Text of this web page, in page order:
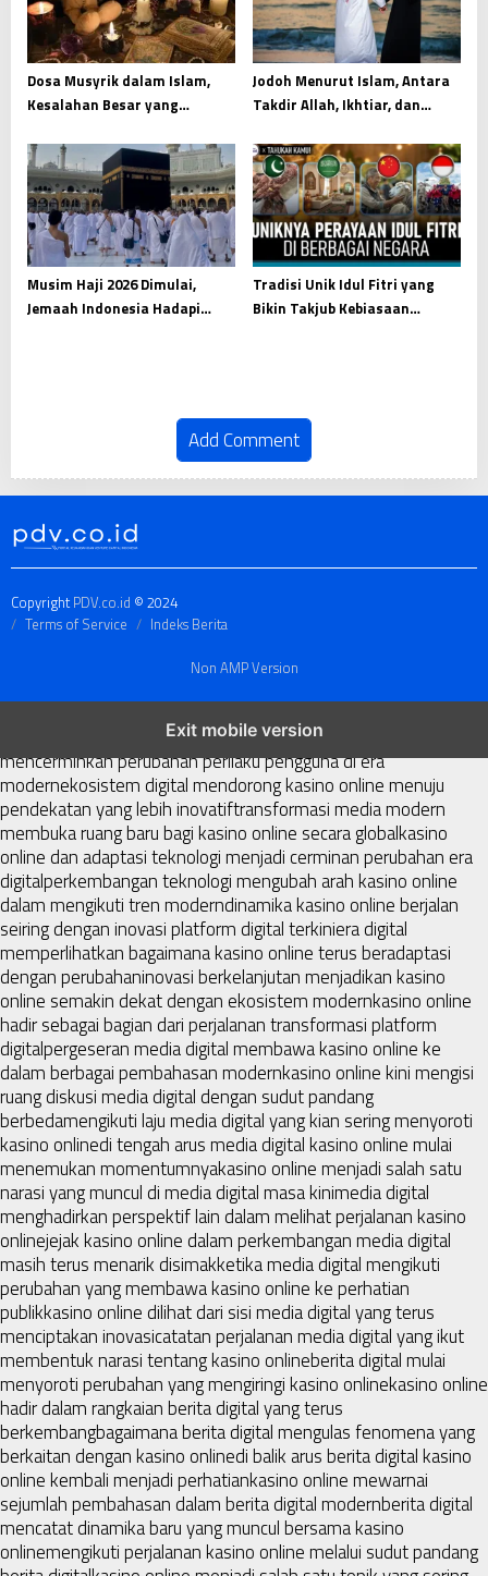
Dosa Musyrik dalam Islam,
Kesalahan Besar yang
Hati
Jodoh Menurut Islam, Antara
Takdir Allah, Ikhtiar, dan
Musim Haji 2026 Dimulai,
Jemaah Indonesia Hadapi
Tradisi Unik Idul Fitri yang
Bikin Takjub Kebiasaan
Add Comment
CopyrightPDV.co.id © 2024
Terms of Service
Indeks Berita
Non AMP Version
Exit mobile version
yang terus berkembangperkembangan kasino online
mencerminkan perubahan perilaku pengguna di era
modernekosistem digital mendorong kasino online menuju
pendekatan yang lebih inovatiftransformasi media modern
membuka ruang baru bagi kasino online secara globalkasino
online dan adaptasi teknologi menjadi cerminan perubahan era
digitalperkembangan teknologi mengubah arah kasino online
dalam mengikuti tren moderndinamika kasino online berjalan
seiring dengan inovasi platform digital terkiniera digital
memperlihatkan bagaimana kasino online terus beradaptasi
dengan perubahaninovasi berkelanjutan menjadikan kasino
online semakin dekat dengan ekosistem modernkasino online
hadir sebagai bagian dari perjalanan transformasi platform
digitalpergeseran media digital membawa kasino online ke
dalam berbagai pembahasan modernkasino online kini mengisi
ruang diskusi media digital dengan sudut pandang
berbedamengikuti laju media digital yang kian sering menyoroti
kasino onlinedi tengah arus media digital kasino online mulai
menemukan momentumnyakasino online menjadi salah satu
narasi yang muncul di media digital masa kinimedia digital
menghadirkan perspektif lain dalam melihat perjalanan kasino
onlinejejak kasino online dalam perkembangan media digital
masih terus menarik disimakketika media digital mengikuti
perubahan yang membawa kasino online ke perhatian
publikkasino online dilihat dari sisi media digital yang terus
menciptakan inovasicatatan perjalanan media digital yang ikut
membentuk narasi tentang kasino onlineberita digital mulai
menyoroti perubahan yang mengiringi kasino onlinekasino online
hadir dalam rangkaian berita digital yang terus
berkembangbagaimana berita digital mengulas fenomena yang
berkaitan dengan kasino onlinedi balik arus berita digital kasino
online kembali menjadi perhatiankasino online mewarnai
sejumlah pembahasan dalam berita digital modernberita digital
mencatat dinamika baru yang muncul bersama kasino
onlinemengikuti perjalanan kasino online melalui sudut pandang